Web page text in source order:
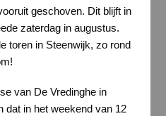
geschoven. Dit blijft in
zaterdag in augustus.
toren in Steenwijk, zo rond
van De Vredinghe in
dat in het weekend van 12